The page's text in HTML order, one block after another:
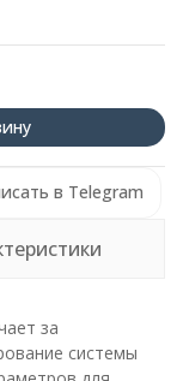
в Telegram
за
системы